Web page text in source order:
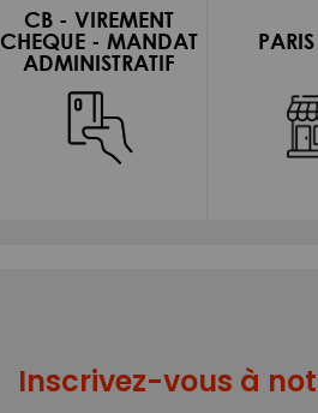
CB - VIREMENT
CHEQUE - MANDAT
ADMINISTRATIF
Inscrivez-vous à